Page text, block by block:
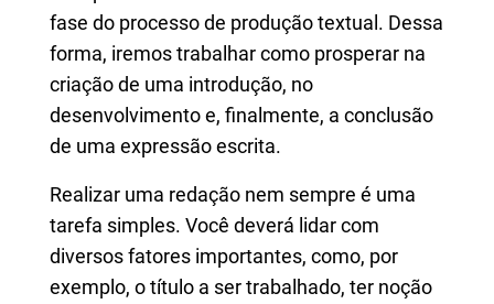
fase do processo de produção textual. Dessa
forma, iremos trabalhar como prosperar na
criação de uma introdução, no
desenvolvimento e, finalmente, a conclusão
de uma expressão escrita.
Realizar uma redação nem sempre é uma
tarefa simples. Você deverá lidar com
diversos fatores importantes, como, por
exemplo, o título a ser trabalhado, ter noção